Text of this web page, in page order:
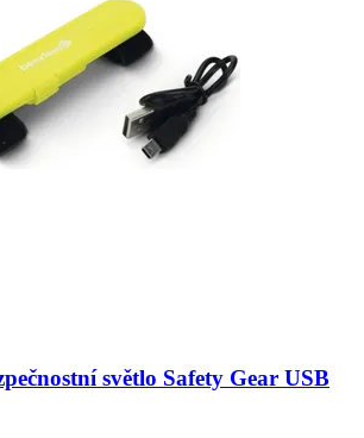
světlo Safety Gear USB